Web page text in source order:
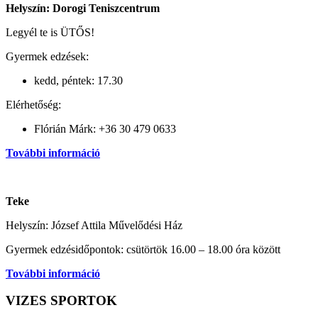
Helyszín: Dorogi Teniszcentrum
Legyél te is ÜTŐS!
Gyermek edzések:
kedd, péntek: 17.30
Elérhetőség:
Flórián Márk: +36 30 479 0633
További információ
Teke
Helyszín: József Attila Művelődési Ház
Gyermek edzésidőpontok: csütörtök 16.00 – 18.00 óra között
További információ
VIZES SPORTOK